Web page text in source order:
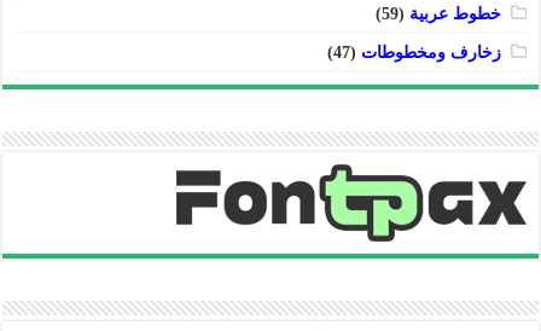
خطوط عربية (59)
زخارف ومخطوطات (47)